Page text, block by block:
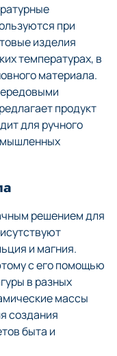
при
изделия
температурах, в
материала.
продукт
для ручного
решением для
и магния.
с его помощью
в разных
массы
создания
быта и